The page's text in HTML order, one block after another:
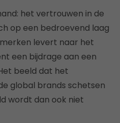
het vertrouwen in de
op een bedroevend laag
merken levert naar het
een bijdrage aan een
beeld dat het
global brands schetsen
wordt dan ook niet